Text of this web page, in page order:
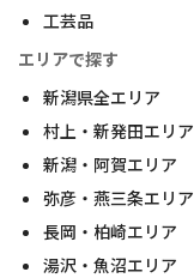
工芸品
エリアで探す
新潟県全エリア
村上・新発田エリア
新潟・阿賀エリア
弥彦・燕三条エリア
長岡・柏崎エリア
湯沢・魚沼エリア